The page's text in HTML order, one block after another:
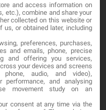
and access information on
etc.), combine and share your
collected on this website or
us, or obtained later, including
preferences, purchases,
and emails, phone, precise
and offering you services,
your devices and screens
audio, and video),
performance, and analysing
movement study on an
consent at any time via the